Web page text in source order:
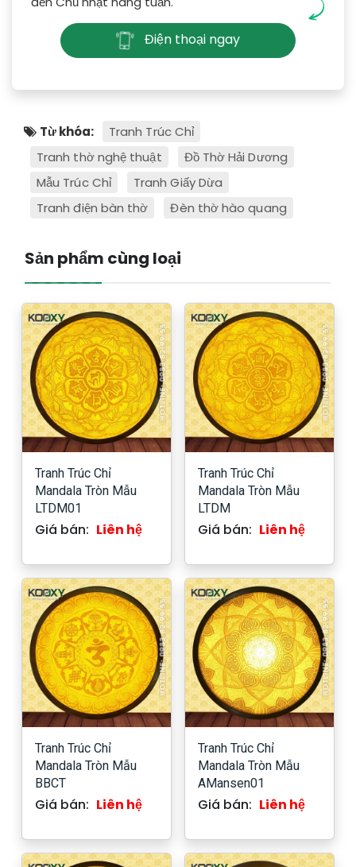
Điện thoại ngay
Từ khóa:
Tranh Trúc Chỉ
Tranh thờ nghệ thuật
Đồ Thờ Hải Dương
Mẫu Trúc Chỉ
Tranh Giấy Dừa
Tranh điện bàn thờ
Đèn thờ hào quang
Sản phẩm cùng loại
Tranh Trúc Chỉ
Mandala Tròn Mẫu
LTDM01
Giá bán: Liên hệ
Tranh Trúc Chỉ
Mandala Tròn Mẫu
LTDM
Giá bán: Liên hệ
Tranh Trúc Chỉ
Mandala Tròn Mẫu
BBCT
Giá bán: Liên hệ
Tranh Trúc Chỉ
Mandala Tròn Mẫu
AMansen01
Giá bán: Liên hệ